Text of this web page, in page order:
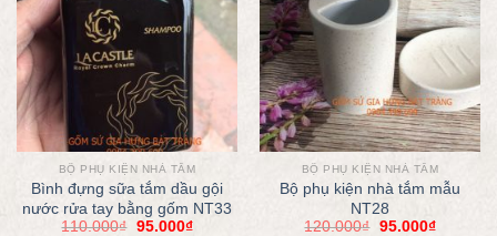
BỘ PHỤ KIỆN NHÀ TẮM
Bình đựng sữa tắm dầu gội
nước rửa tay bằng gốm NT33
110.000₫ 95.000₫
BỘ PHỤ KIỆN NHÀ TẮM
Bộ phụ kiện nhà tắm mẫu
NT28
120.000₫ 95.000₫